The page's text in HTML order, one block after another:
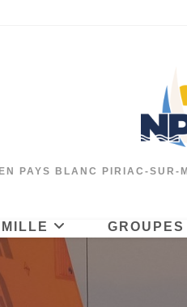
PAYS BLANC PIRIAC-SUR-
GROUPES